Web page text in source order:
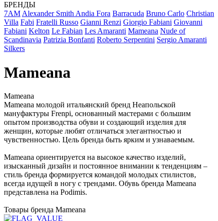
БРЕНДЫ
7AM Alexander Smith Andia Fora Barracuda Bruno Carlo Christian
Villa Fabi Fratelli Russo Gianni Renzi Giorgio Fabiani Giovanni
Fabiani Kelton Le Fabian Les Amaranti Mameana Nude of
Scandinavia Patrizia Bonfanti Roberto Serpentini Sergio Amaranti
Silkers
Mameana
Mameana
Mameana молодой итальянский бренд Неапольской
мануфактуры Frenpi, основанный мастерами с большим
опытом производства обуви и создающий изделия для
женщин, которые любят отличаться элегантностью и
чувственностью. Цель бренда быть ярким и узнаваемым.
Mameana ориентируется на высокое качество изделий,
изысканный дизайн и постоянное внимании к тенденциям –
стиль бренда формируется командой молодых стилистов,
всегда идущей в ногу с трендами. Обувь бренда Mameana
представлена на Podimis.
Товары бренда Mameana